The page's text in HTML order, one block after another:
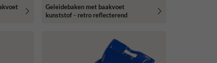
Geleidebaken met baakvoet
kunststof - retro reflecterend